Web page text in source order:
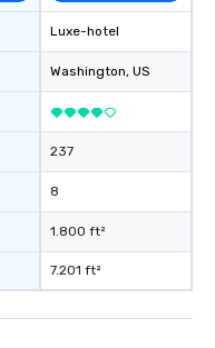
Luxe-hotel
Washington, US
237
8
1.800 ft²
7.201 ft²